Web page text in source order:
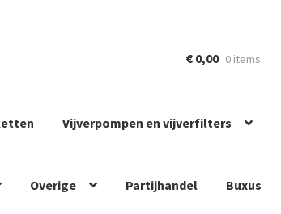
€ 0,00 0 items
Vijverpompen en vijverfilters
Overige Partijhandel Buxus